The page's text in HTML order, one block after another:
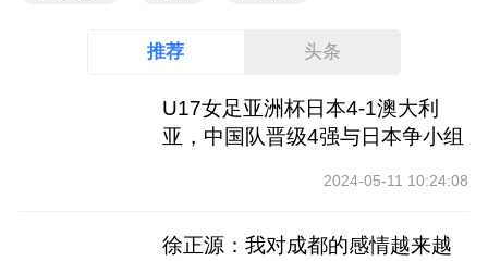
推荐 头条
U17女足亚洲杯日本4-1澳大利
亚，中国队晋级4强与日本争小组
2024-05-11 10:24:08
徐正源：我对成都的感情越来越